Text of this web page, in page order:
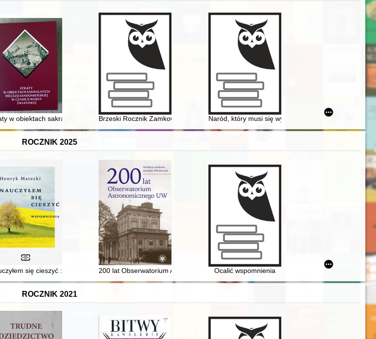
z Narodowego Archiwum Cyfrowego = photographers from Lublin : photos from the National Digital Archives
w obiektach sakralnych dekanatu radoszyckiegoBrzeski Rocznik Zamkowy. R. 5 (2024)Naród, który musi się wyspowiadać : bł. prymas
ROCZNIK 2025
: (pisane w latach 1967-1969)
się cieszyć : wspomnienia200 lat Obserwatorium Astronomicznego UWOcalić wspomnienia
ROCZNIK 2021